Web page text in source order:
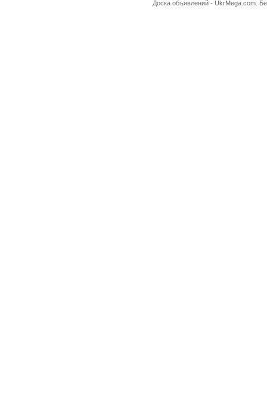
Доска объявлений - UkrMega.com.